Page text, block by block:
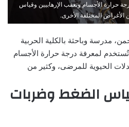
حرارة الأجسام وتعقب الإرهابيين وقياس
الأغراض المختلفة الأخرى.
مدرسة وباحثة بالكلية الحربية
تُستخدم لمعرفة درجة حرارة الأجسام
الحيوية للمرضى، وكثير من
الضغط وضربات